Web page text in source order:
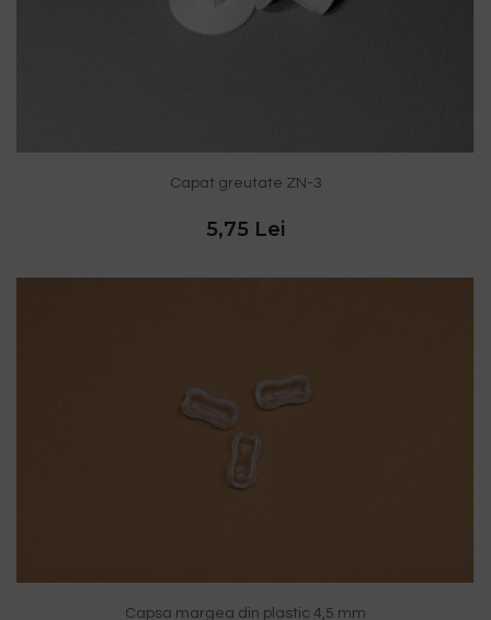
Capat greutate ZN-3
5,75 Lei
Capsa margea din plastic 4,5 mm